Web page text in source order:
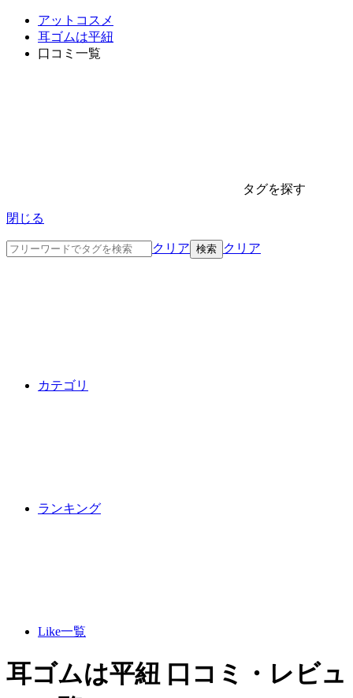
アットコスメ
耳ゴムは平紐
口コミ一覧
タグを探す
閉じる
クリア クリア
カテゴリ
ランキング
Like一覧
耳ゴムは平紐 口コミ・レビュ